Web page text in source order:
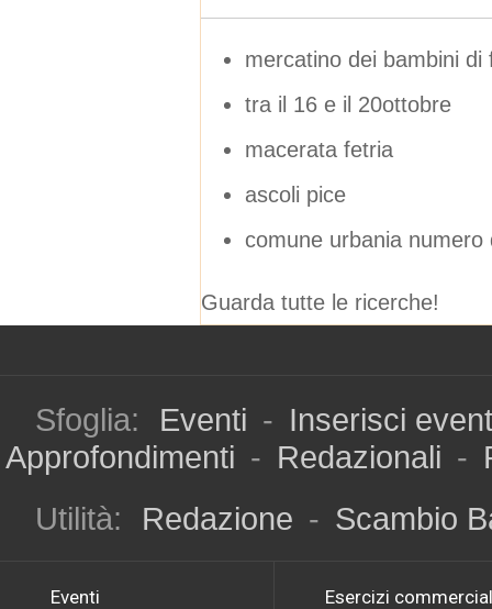
mercatino dei bambini di
tra il 16 e il 20ottobre
macerata fetria
ascoli pice
comune urbania numero
Guarda tutte le ricerche!
Sfoglia: Eventi - Inserisci
Approfondimenti - Redazionali -
Utilità:
Redazione - Scambio
Eventi Esercizi